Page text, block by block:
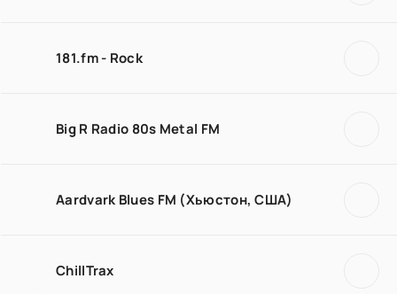
181.fm - Rock
Big R Radio 80s Metal FM
Aardvark Blues FM (Хьюстон, США)
ChillTrax